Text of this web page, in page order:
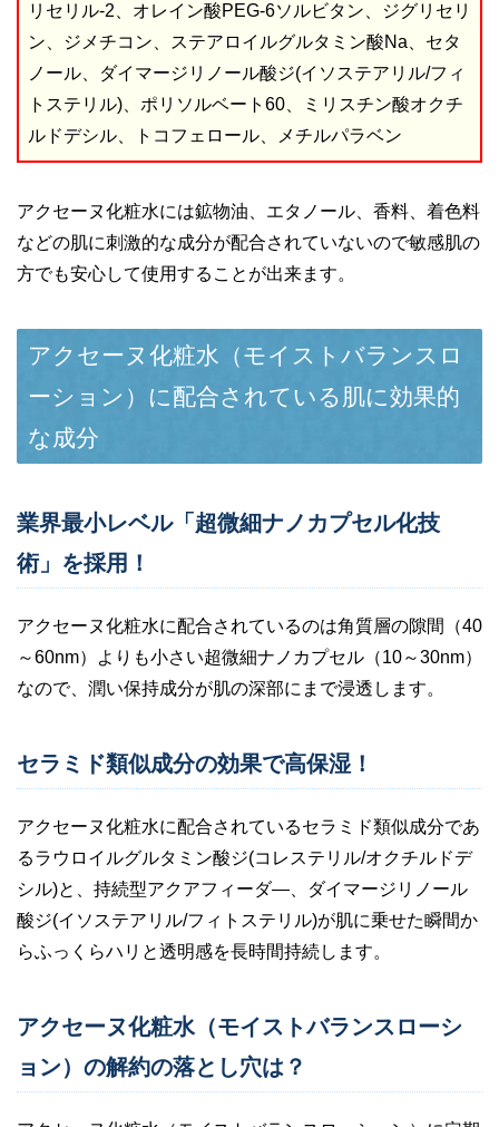
リセリル-2、オレイン酸PEG-6ソルビタン、ジグリセリ
ン、ジメチコン、ステアロイルグルタミン酸Na、セタ
ノール、ダイマージリノール酸ジ(イソステアリル/フィ
トステリル)、ポリソルベート60、ミリスチン酸オクチ
ルドデシル、トコフェロール、メチルパラベン
アクセーヌ化粧水には鉱物油、エタノール、香料、着色料
などの肌に刺激的な成分が配合されていないので敏感肌の
方でも安心して使用することが出来ます。
アクセーヌ化粧水（モイストバランスロ
ーション）に配合されている肌に効果的
な成分
業界最小レベル「超微細ナノカプセル化技
術」を採用！
アクセーヌ化粧水に配合されているのは角質層の隙間（40
～60nm）よりも小さい超微細ナノカプセル（10～30nm）
なので、潤い保持成分が肌の深部にまで浸透します。
セラミド類似成分の効果で高保湿！
アクセーヌ化粧水に配合されているセラミド類似成分であ
るラウロイルグルタミン酸ジ(コレステリル/オクチルドデ
シル)と、持続型アクアフィーダ―、ダイマージリノール
酸ジ(イソステアリル/フィトステリル)が肌に乗せた瞬間か
らふっくらハリと透明感を長時間持続します。
アクセーヌ化粧水（モイストバランスローシ
ョン）の解約の落とし穴は？